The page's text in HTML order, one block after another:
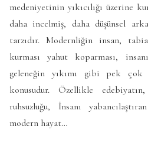
medeniyetinin yıkıcılığı üzerine
daha incelmiş, daha düşünsel
tarzıdır. Modernliğin insan,
kurması yahut koparması,
geleneğin yıkımı gibi pek
konusudur. Özellikle
ruhsuzluğu, İnsanı
modern hayat…